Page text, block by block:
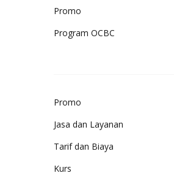
Promo
Program OCBC
Promo
Jasa dan Layanan
Tarif dan Biaya
Kurs